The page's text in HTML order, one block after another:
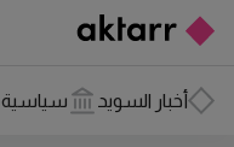
أخبار السويد سياسية